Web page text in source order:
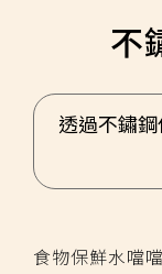
不
透過不鏽
食物保鮮水噹